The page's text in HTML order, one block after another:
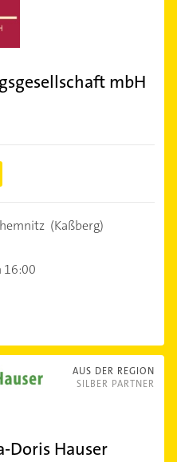
mbH
(Kaßberg)
16:00
AUS DER REGION
SILBER PARTNER
Doris Hauser